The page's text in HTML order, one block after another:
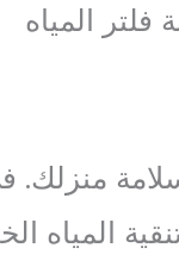
فلتر المياه
المياه